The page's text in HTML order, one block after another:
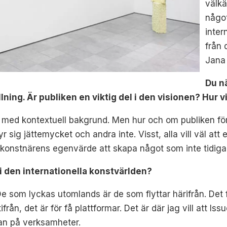
från
Du
Är publiken en viktig del i den visionen? Hur
kontextuell bakgrund. Men hur och om publiken
sig jättemycket och andra inte. Visst, alla vill väl att
egenvärde att skapa något som inte
den internationella konstvärlden?
som lyckas utomlands är de som flyttar härifrån.
det är för få plattformar. Det är där jag vill att
på verksamheter.